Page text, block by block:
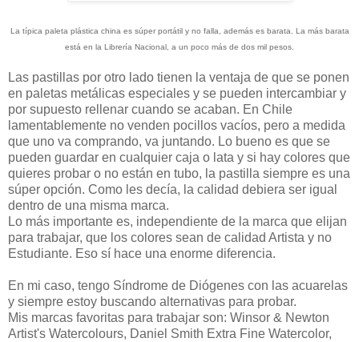
La típica paleta plástica china es súper portátil y no falla, además es barata. La más barata
está en la Librería Nacional, a un poco más de dos mil pesos.
Las pastillas por otro lado tienen la ventaja de que se ponen
en paletas metálicas especiales y se pueden intercambiar y
por supuesto rellenar cuando se acaban. En Chile
lamentablemente no venden pocillos vacíos, pero a medida
que uno va comprando, va juntando. Lo bueno es que se
pueden guardar en cualquier caja o lata y si hay colores que
quieres probar o no están en tubo, la pastilla siempre es una
súper opción. Como les decía, la calidad debiera ser igual
dentro de una misma marca.
Lo más importante es, independiente de la marca que elijan
para trabajar, que los colores sean de calidad Artista y no
Estudiante. Eso sí hace una enorme diferencia.
En mi caso, tengo Síndrome de Diógenes con las acuarelas
y siempre estoy buscando alternativas para probar.
Mis marcas favoritas para trabajar son: Winsor & Newton
Artist's Watercolours, Daniel Smith Extra Fine Watercolor,